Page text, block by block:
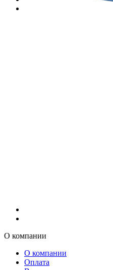
О компании
О компании
Оплата